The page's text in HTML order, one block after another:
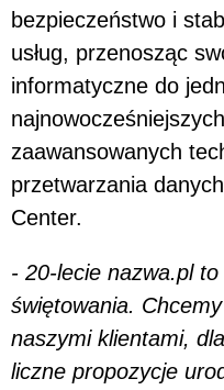
bezpieczeństwo i
usług, przenosząc
informatyczne do
zaawansowanych
przetwarzania
Center.
- 20-lecie nazwa.pl to
świętowania.
naszymi klientami,
liczne propozycje